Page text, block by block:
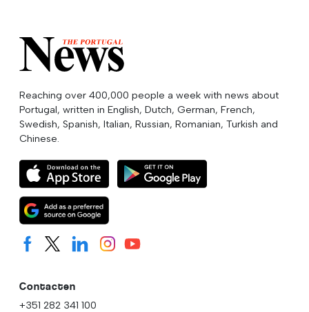
Reaching over 400,000 people a week with news about
Portugal, written in English, Dutch, German, French,
Swedish, Spanish, Italian, Russian, Romanian, Turkish and
Chinese.
Contacten
+351 282 341 100